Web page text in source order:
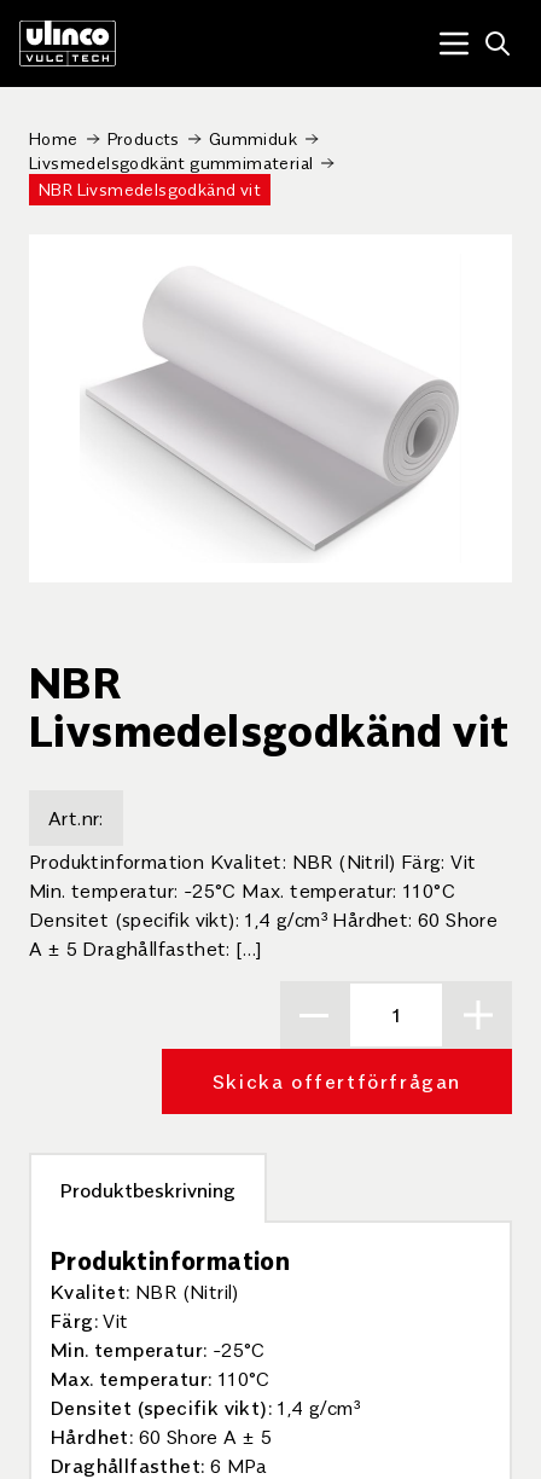
Menu
Home Products
Gummiduk
Livsmedelsgodkänt gummimaterial
NBR Livsmedelsgodkänd vit
NBR
Livsmedelsgodkänd vit
Art.nr:
Produktinformation Kvalitet: NBR (Nitril) Färg: Vit
Min. temperatur: -25°C Max. temperatur: 110°C
Densitet (specifik vikt): 1,4 g/cm³ Hårdhet: 60 Shore
A ± 5 Draghållfasthet: […]
Skicka offertförfrågan
Produktbeskrivning
Produktinformation
Kvalitet: NBR (Nitril)
Färg:Vit
Min. temperatur: -25°C
Max. temperatur: 110°C
Densitet (specifik vikt): 1,4 g/cm³
Hårdhet: 60 Shore A ± 5
Draghållfasthet: 6 MPa